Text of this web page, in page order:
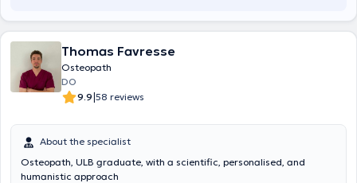
Thomas Favresse
Osteopath
DO
9.9|58 reviews
About the specialist
Osteopath, ULB graduate, with a scientific, personalised, and
humanistic approach